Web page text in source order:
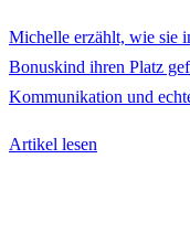
Michelle erzählt, wie sie
Bonuskind ihren Platz
Kommunikation und
Artikel lesen